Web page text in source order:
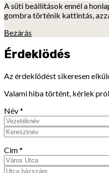
A süti beállítások ennél a
gombra történik kattintás,
Bezárás
Érdeklödés
Az érdeklödést sikeresen
Valami hiba történt, kérlek
Név*
Cim*